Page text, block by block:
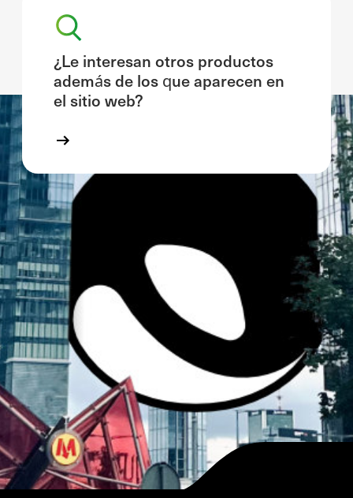
¿Le interesan otros productos
además de los que aparecen en
el sitio web?